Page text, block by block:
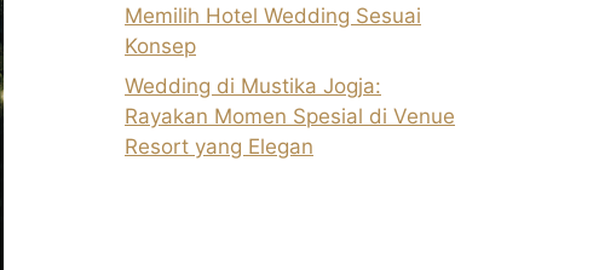
Memilih Hotel Wedding Sesuai
Konsep
Wedding di Mustika Jogja:
Rayakan Momen Spesial di Venue
Resort yang Elegan